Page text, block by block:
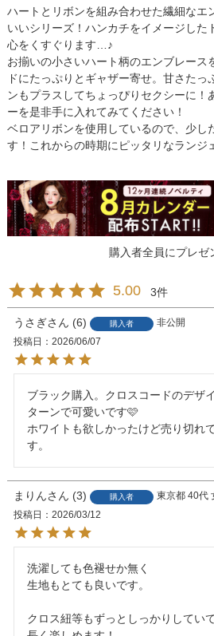
ハートとリボンを組み合わせた繊細なエ
いいシリーズ！ハンカチをイメージした
心をくすぐります…♪
お揃いの小さいハート柄のエンブレース
ドにたっぷりとギャザー寄せ。甘さたっ
ンもプラスしてちょっぴりセクシーに！
ーを是非手に入れてみてください！
ベロアリボンを使用しているので、少し
す！これからの時期にピッタリなラン
購入者全員にプレゼ
5.00 3
うさぎ 6 購入者
非公開
投稿日
2026/06/07
ブラック購入。クロスコードのデザ
ターンで可愛いです🩷
ホワイトも欲しかったけど売り切れ
す。
まりん 3 購入者 東京都 40代
投稿日
2026/03/12
洗濯しても色褪せか無く
生地もとても良いです。
クロス紐等もずっとしっかりしてい